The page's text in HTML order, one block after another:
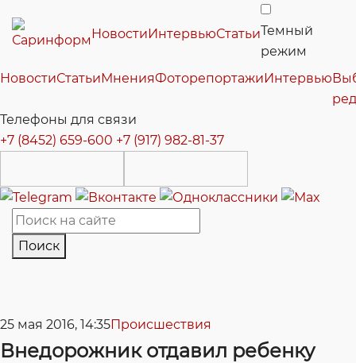
НовостиИнтервьюСтатьиТемный
режим
НовостиСтатьиМненияФоторепортажиИнтервью
Телефоны для связи
+7 (8452) 659-600 +7 (917) 982-81-37
Поиск
25 мая 2016, 14:35Происшествия
Внедорожник отдавил ребенку